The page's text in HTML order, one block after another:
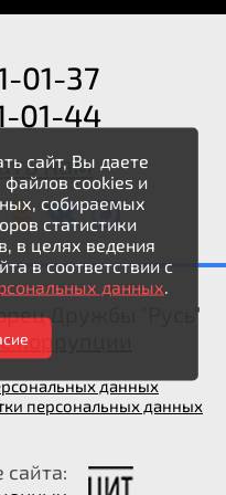
01-37
01-44
нам
Дружбы "Русь"
коррупции
данных
персональных данных
сайта:
сайт, Вы даете
файлов cookies и
собираемых
статистики
в целях ведения
в соответствии с
данных